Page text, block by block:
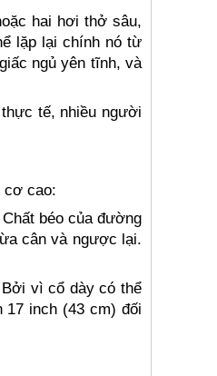
hai hơi thở sâu,
lặp lại chính nó từ
ngủ yên tĩnh, và
tế, nhiều người
cơ cao:
béo của đường
cân và ngược lại.
vì cổ dày có thể
inch (43 cm) đối